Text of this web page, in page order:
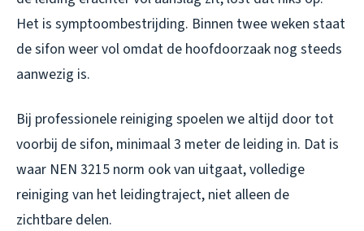
Het is symptoombestrijding. Binnen twee weken staat
de sifon weer vol omdat de hoofdoorzaak nog steeds
aanwezig is.
Bij professionele reiniging spoelen we altijd door tot
voorbij de sifon, minimaal 3 meter de leiding in. Dat is
waar NEN 3215 norm ook van uitgaat, volledige
reiniging van het leidingtraject, niet alleen de
zichtbare delen.